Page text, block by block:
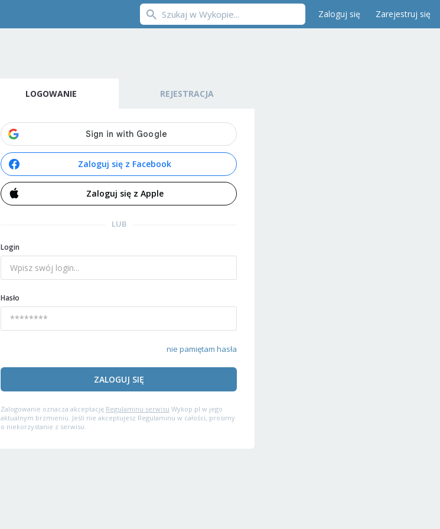
Zaloguj się Zarejestruj się
LOGOWANIE REJESTRACJA
Zaloguj się z Facebook
Zaloguj się z Apple
LUB
Login
Hasło
nie pamiętam hasła
ZALOGUJ SIĘ
Zalogowanie oznacza akceptację Regulaminu serwisu Wykop.pl w jego
aktualnym brzmieniu. Jeśli nie akceptujesz Regulaminu w całości, prosimy
o niekorzystanie z serwisu.